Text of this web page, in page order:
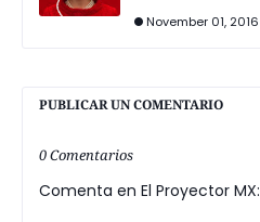
November 01, 2016
PUBLICAR UN COMENTARIO
0 Comentarios
Comenta en El Proyector MX: